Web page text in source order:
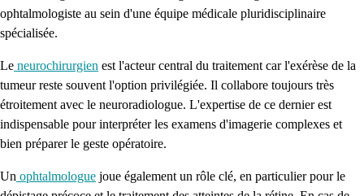
ophtalmologiste au sein d'une équipe médicale pluridisciplinaire
spécialisée.
Le neurochirurgien est l'acteur central du traitement car l'exérèse de la
tumeur reste souvent l'option privilégiée. Il collabore toujours très
étroitement avec le neuroradiologue. L'expertise de ce dernier est
indispensable pour interpréter les examens d'imagerie complexes et
bien préparer le geste opératoire.
Un ophtalmologue joue également un rôle clé, en particulier pour le